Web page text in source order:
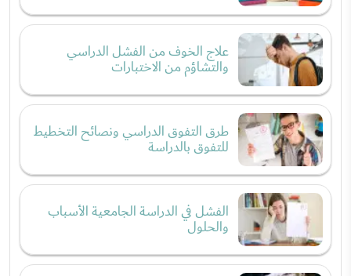
علاج الخوف من الفشل الدراسي
والتشاؤم من الاختبارات
طرق التفوق الدراسي ونصائح التخطيط
للتفوق بالدراسة
الفشل في الدراسة الجامعية الأسباب
والحلول